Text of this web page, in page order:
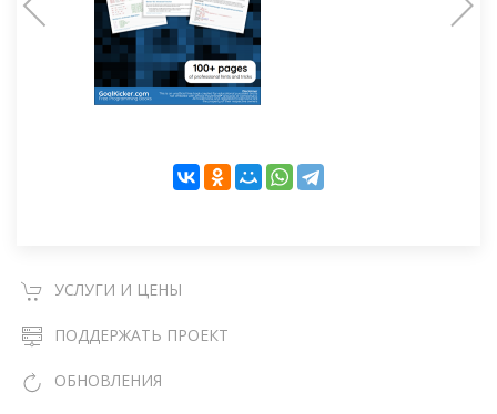
УСЛУГИ И ЦЕНЫ
ПОДДЕРЖАТЬ ПРОЕКТ
ОБНОВЛЕНИЯ